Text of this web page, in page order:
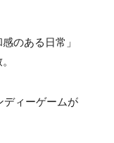
のある日常」
ディーゲームが